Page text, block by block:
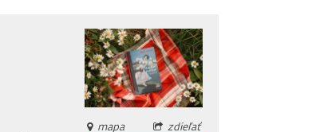
mapa
zdieľať